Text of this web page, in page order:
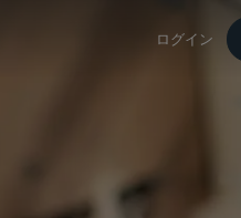
ログイン